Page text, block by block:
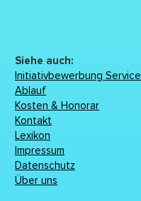
Siehe auch:
Initiativbewerbung Service
Ablauf
Kosten & Honorar
Kontakt
Lexikon
Impressum
Datenschutz
Über uns